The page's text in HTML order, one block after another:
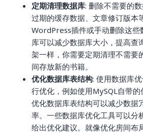
定期清理数据库: 删除不需要的数
过期的缓存数据、文章修订版本
WordPress插件或手动删除这些
库可以减少数据库大小，提高查
架一样，你需要定期清理不需要
间存放新的书籍。
优化数据库表结构: 使用数据库
行优化，例如使用MySQL自带的
优化数据库表结构可以减少数据
率。一些数据库优化工具可以分
给出优化建议。就像优化房间布